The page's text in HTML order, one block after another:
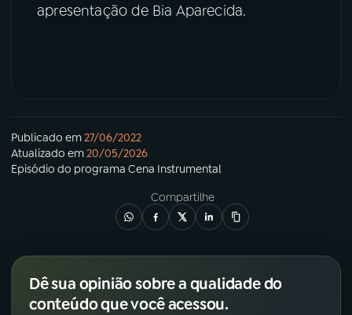
apresentação de Bia Aparecida.
Publicado em27/06/2022
Atualizado em20/05/2026
Episódio do programa Cena Instrumental
Compartilhe
Dê sua opinião sobre a qualidade do
conteúdo que você acessou.